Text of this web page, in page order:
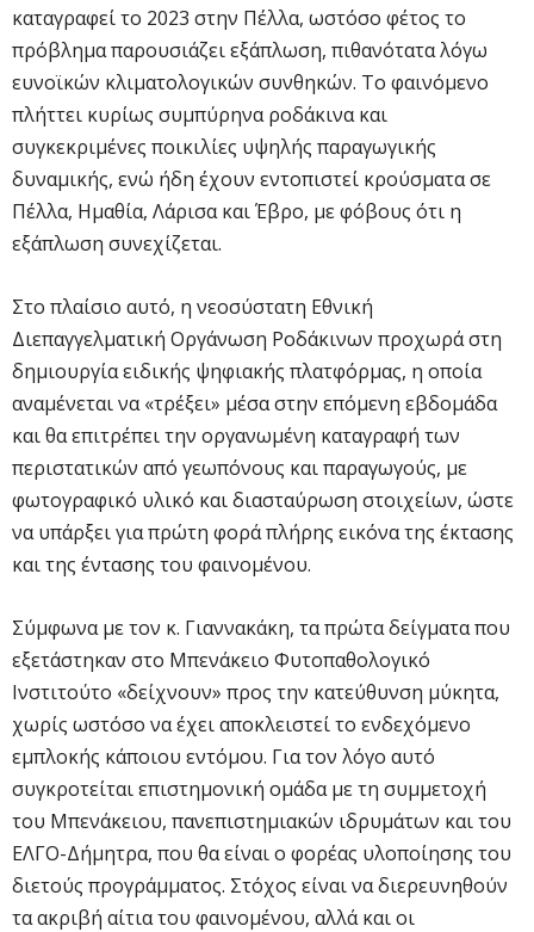
καταγραφεί το 2023 στην Πέλλα, ωστόσο φέτος το
πρόβλημα παρουσιάζει εξάπλωση, πιθανότατα λόγω
ευνοϊκών κλιματολογικών συνθηκών. Το φαινόμενο
πλήττει κυρίως συμπύρηνα ροδάκινα και
συγκεκριμένες ποικιλίες υψηλής παραγωγικής
δυναμικής, ενώ ήδη έχουν εντοπιστεί κρούσματα σε
Πέλλα, Ημαθία, Λάρισα και Έβρο, με φόβους ότι η
εξάπλωση συνεχίζεται.
Στο πλαίσιο αυτό, η νεοσύστατη Εθνική
Διεπαγγελματική Οργάνωση Ροδάκινων προχωρά στη
δημιουργία ειδικής ψηφιακής πλατφόρμας, η οποία
αναμένεται να «τρέξει» μέσα στην επόμενη εβδομάδα
και θα επιτρέπει την οργανωμένη καταγραφή των
περιστατικών από γεωπόνους και παραγωγούς, με
φωτογραφικό υλικό και διασταύρωση στοιχείων, ώστε
να υπάρξει για πρώτη φορά πλήρης εικόνα της έκτασης
και της έντασης του φαινομένου.
Σύμφωνα με τον κ. Γιαννακάκη, τα πρώτα δείγματα που
εξετάστηκαν στο Μπενάκειο Φυτοπαθολογικό
Ινστιτούτο «δείχνουν» προς την κατεύθυνση μύκητα,
χωρίς ωστόσο να έχει αποκλειστεί το ενδεχόμενο
εμπλοκής κάποιου εντόμου. Για τον λόγο αυτό
συγκροτείται επιστημονική ομάδα με τη συμμετοχή
του Μπενάκειου, πανεπιστημιακών ιδρυμάτων και του
ΕΛΓΟ-Δήμητρα, που θα είναι ο φορέας υλοποίησης του
διετούς προγράμματος. Στόχος είναι να διερευνηθούν
τα ακριβή αίτια του φαινομένου, αλλά και οι